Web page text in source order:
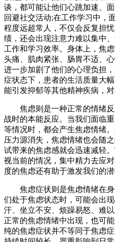
谈，都可能让他们心跳加速、
回避社交活动;在工作学习中，
程度远超常人，不仅会反复担
绩，还会出现注意力难以集中
工作和学习效率。身体上，焦
头痛、肌肉紧张、肠胃不适、
进一步加剧了他们的心理负担
症状态下，患者的生活质量大
能引发抑郁等其他精神疾病，
焦虑则是一种正常的情绪反
战时的本能反应。当我们面临
等情况时，都会产生焦虑情绪
压力源消失，焦虑情绪也会随
试带来的焦虑感就会迅速减轻
视当前的情况，集中精力去应
度的焦虑还有助于激发我们的
焦虑症状则是焦虑情绪在身
们处于焦虑状态时，可能会出
汗、坐立不安、烦躁易怒、难
正常的焦虑情绪中出现，也可
纯的焦虑症状并不等同于焦虑